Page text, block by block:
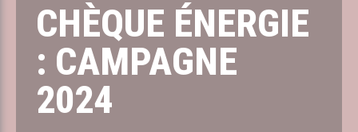
CHÈQUE ÉNERGIE
: CAMPAGNE
2024